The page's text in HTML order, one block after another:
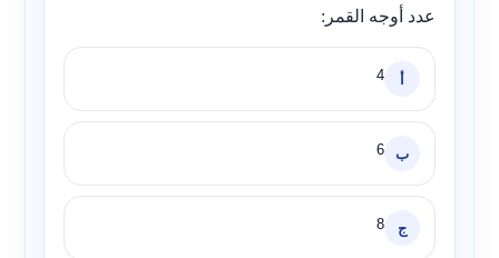
عدد أوجه القمر:
أ 4
ب 6
ج 8